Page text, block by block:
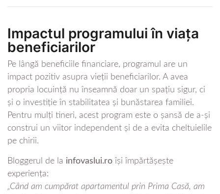
Impactul programului în viața
beneficiarilor
Pe lângă beneficiile financiare, programul are un
impact pozitiv asupra vieții beneficiarilor. A avea
propria locuință nu înseamnă doar un spațiu sigur, ci
și o investiție în stabilitatea și bunăstarea familiei.
Pentru mulți tineri, acest program este o șansă de a-și
construi un viitor independent și de a evita cheltuielile
pe chirii.
Bloggerul de la infovaslui.ro își împărtășește
experiența:
„Când am cumpărat apartamentul prin Prima Casă, am